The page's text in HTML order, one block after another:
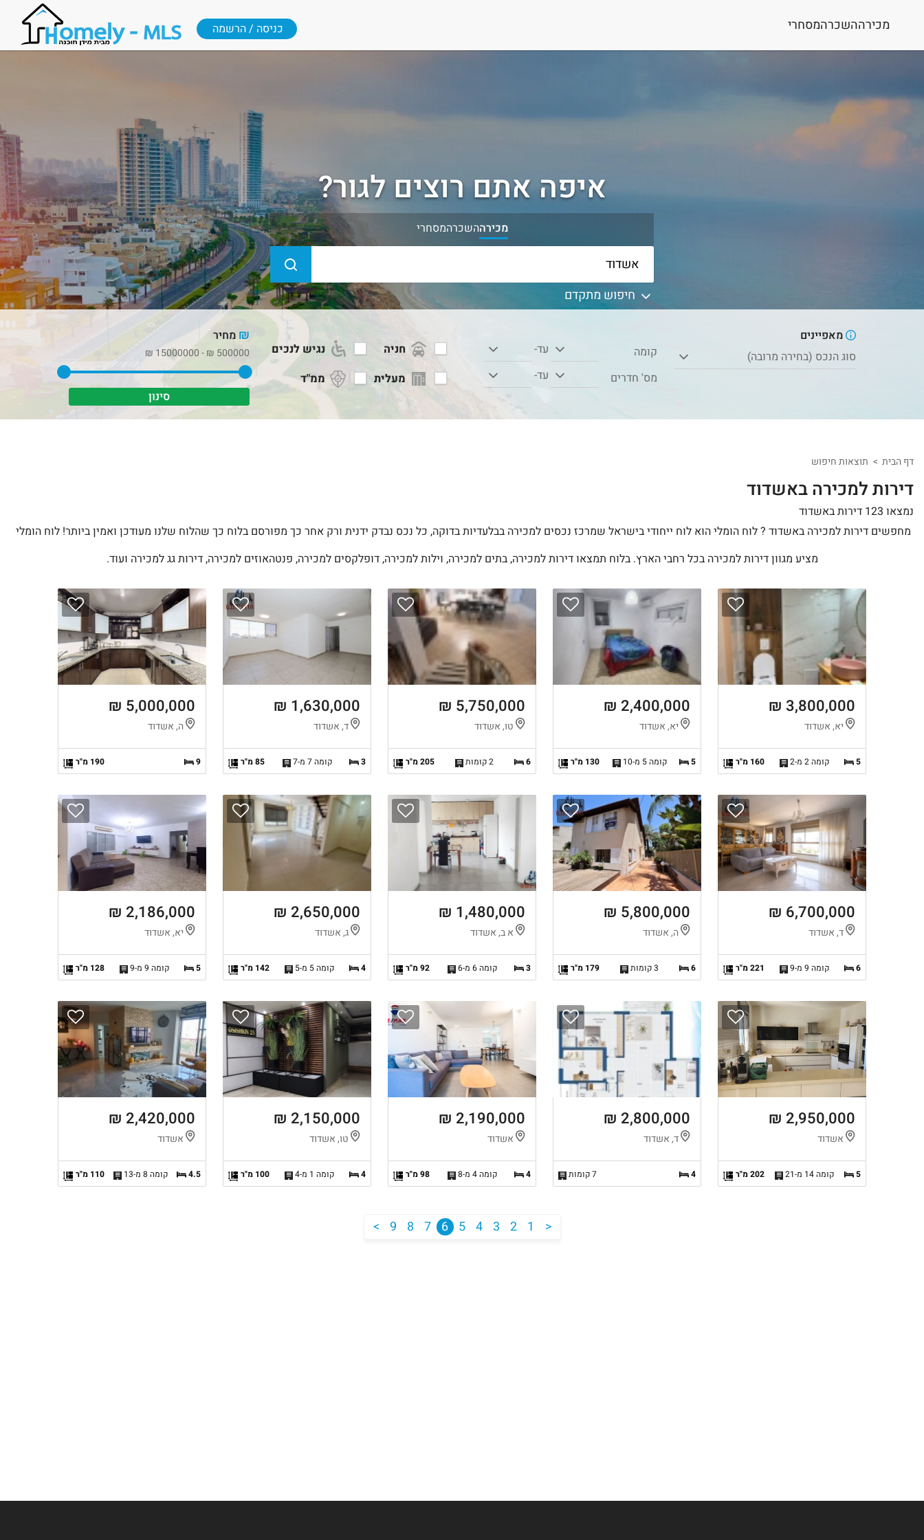
מכירההשכרהמסחרי כניסה / הרשמה
איפה אתם רוצים לגור?
מכירההשכרהמסחרי
חיפוש מתקדם
מאפיינים
סוג הנכס (בחירה מרובה)
קומה
עד-
מס' חדרים
עד-
חניה
נגיש לנכים
מעלית
ממ"ד
₪ מחיר
500000
₪
-
15000000
₪
דף הבית תוצאות חיפוש
דירות למכירה באשדוד
נמצאו 123 דירות באשדוד
מחפשים דירות למכירה באשדוד ? לוח הומלי הוא לוח ייחודי בישראל שמרכז נכסים למכירה בבלעדיות בדוקה, כל נכס נבדק ידנית ורק אחר כך מפורסם בלוח כך שהלוח שלנו מעודכן ואמין ביותר! לוח הומלי
מציע מגוון דירות למכירה בכל רחבי הארץ. בלוח תמצאו דירות למכירה, בתים למכירה, וילות למכירה, דופלקסים למכירה, פנטהאוזים למכירה, דירות גג למכירה ועוד.
3,800,000 ₪
יא, אשדוד
5 קומה 2 מ-2 160 מ"ר
2,400,000 ₪
יא, אשדוד
5 קומה 5 מ-10 130 מ"ר
5,750,000 ₪
טו, אשדוד
6 2 קומות 205 מ"ר
1,630,000 ₪
ד, אשדוד
3 קומה 7 מ-7 85 מ"ר
5,000,000 ₪
ה, אשדוד
9 190 מ"ר
6,700,000 ₪
ד, אשדוד
6 קומה 9 מ-9 221 מ"ר
5,800,000 ₪
ה, אשדוד
6 3 קומות 179 מ"ר
1,480,000 ₪
א ב, אשדוד
3 קומה 6 מ-6 92 מ"ר
2,650,000 ₪
ג, אשדוד
4 קומה 5 מ-5 142 מ"ר
2,186,000 ₪
יא, אשדוד
5 קומה 9 מ-9 128 מ"ר
2,950,000 ₪
אשדוד
5 קומה 14 מ-21 202 מ"ר
2,800,000 ₪
ד, אשדוד
4 7 קומות
2,190,000 ₪
אשדוד
4 קומה 4 מ-8 98 מ"ר
2,150,000 ₪
טו, אשדוד
4 קומה 1 מ-4 100 מ"ר
2,420,000 ₪
אשדוד
4.5 קומה 8 מ-13 110 מ"ר
>
1
2
3
4
5
6
7
8
9
<